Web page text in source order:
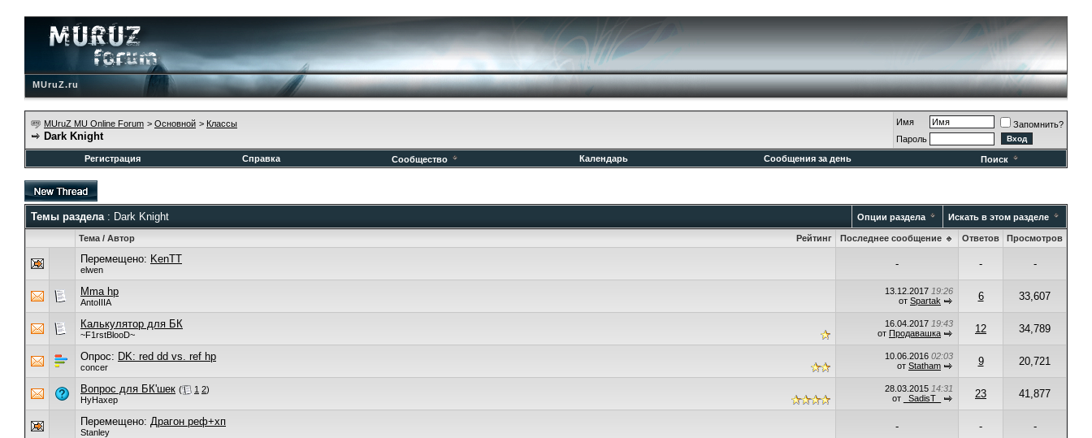
MUruZ.ru
MUruZ MU Online Forum > Основной > Классы
Dark Knight
Имя
Запомнить?
Пароль
Регистрация
Справка Сообщество Календарь Сообщения за день Поиск
Темы раздела: Dark Knight Опции раздела Искать в этом разделе
Рейтинг
Тема / Автор Последнее сообщение Ответов Просмотров
Перемещено: KenTT
elwen - - -
Mma hp
AntoIIIA
13.12.2017 19:26
от Spartak 6 33,607
Калькулятор для БК
~F1rstBlooD~
16.04.2017 19:43
от Продавашка 12 34,789
Опрос: DK: red dd vs. ref hp
concer
10.06.2016 02:03
от Statham 9 20,721
Вопрос для БК'шек ( 1 2)
HyHaxep
28.03.2015 14:31
от
_SadisT_ 23 41,877
Перемещено: Драгон реф+хп
Stanley - - -